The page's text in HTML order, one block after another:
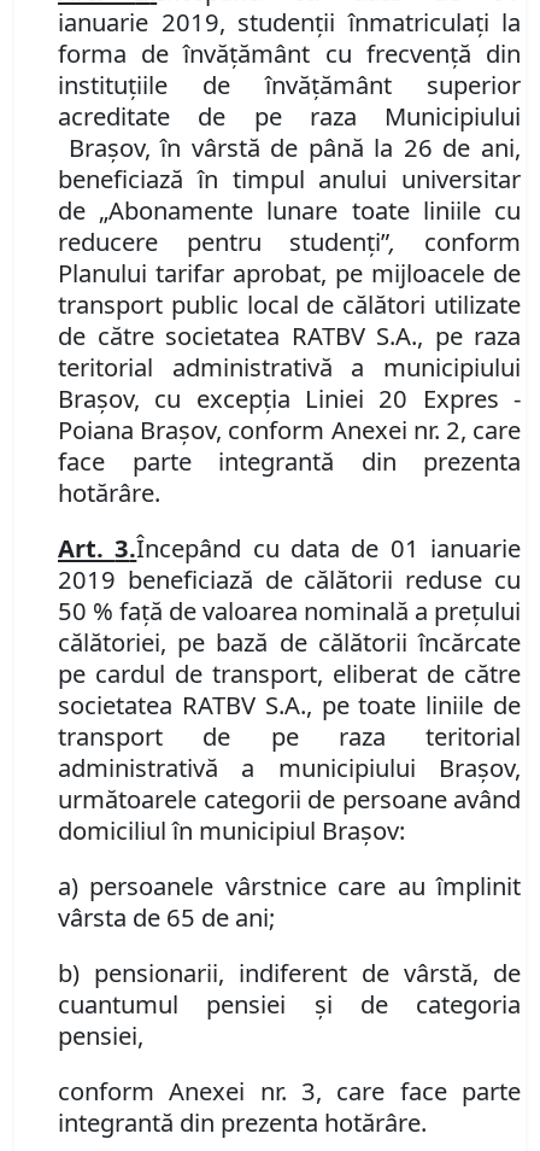
ianuarie 2019, studenţii înmatriculaţi la
forma de învăţământ cu frecvenţă din
instituţiile de învăţământ superior
acreditate de pe raza Municipiului
Braşov, în vârstă de până la 26 de ani,
beneficiază în timpul anului universitar
de „Abonamente lunare toate liniile cu
reducere pentru studenţi”, conform
Planului tarifar aprobat, pe mijloacele de
transport public local de călători utilizate
de către societatea RATBV S.A., pe raza
teritorial administrativă a municipiului
Braşov, cu excepţia Liniei 20 Expres -
Poiana Braşov, conform Anexei nr. 2, care
face parte integrantă din prezenta
hotărâre.
Art.3.Începând cu data de 01 ianuarie
2019 beneficiază de călătorii reduse cu
50 % faţă de valoarea nominală a preţului
călătoriei, pe bază de călătorii încărcate
pe cardul de transport, eliberat de către
societatea RATBV S.A., pe toate liniile de
transport de pe raza teritorial
administrativă a municipiului Braşov,
următoarele categorii de persoane având
domiciliul în municipiul Braşov:
a) persoanele vârstnice care au împlinit
vârsta de 65 de ani;
b) pensionarii, indiferent de vârstă, de
cuantumul pensiei şi de categoria
pensiei,
conform Anexei nr. 3, care faceparte
integrantă din prezenta hotărâre.